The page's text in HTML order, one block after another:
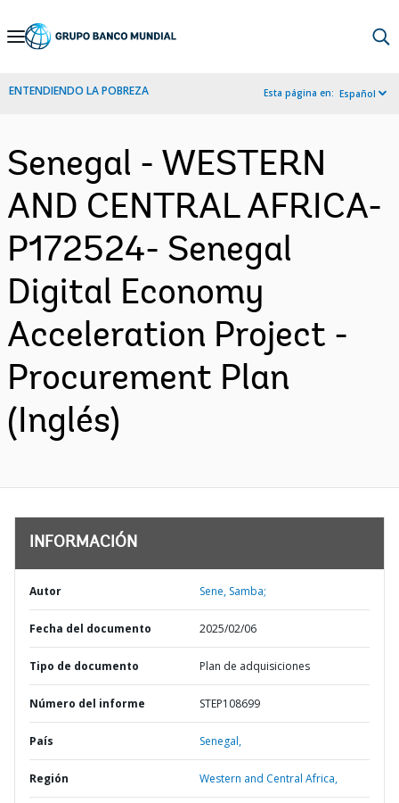
Skip
Navigation
ENTENDIENDO LA POBREZA Esta página en: Español
Senegal - WESTERN
AND CENTRAL AFRICA-
P172524- Senegal
Digital Economy
Acceleration Project -
Procurement Plan
(Inglés)
INFORMACIÓN
Autor Sene, Samba;
Fecha del documento 2025/02/06
Tipo de documento Plan de adquisiciones
Número del informe STEP108699
País Senegal,
Región Western and Central Africa,